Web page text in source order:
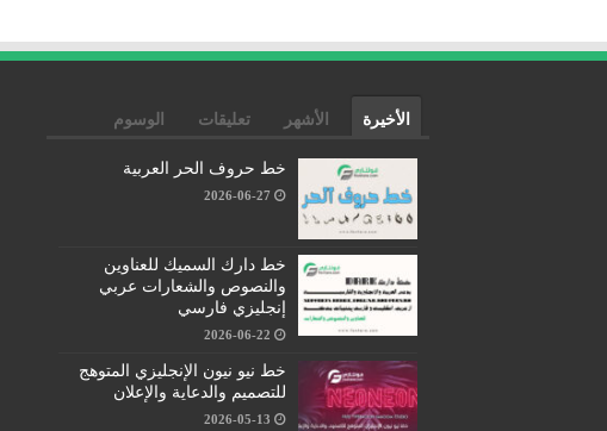
الأخيرة الأشهر تعليقات الوسوم
خط حروف الحر العربية
2026-06-27
خط دارك السميك للعناوين
والنصوص والشعارات عربي
إنجليزي فارسي
2026-06-22
خط نيو نيون الإنجليزي المتوهج
للتصميم والدعاية والإعلان
2026-05-13